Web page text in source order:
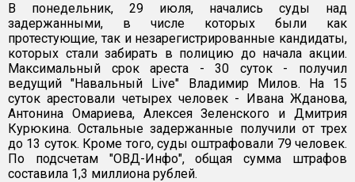
В понедельник, 29 июля, начались суды над
задержанными, в числе которых были как
протестующие, так и незарегистрированные кандидаты,
которых стали забирать в полицию до начала акции.
Максимальный срок ареста - 30 суток - получил
ведущий "Навальный Live" Владимир Милов. На 15
суток арестовали четырех человек - Ивана Жданова,
Антонина Омариева, Алексея Зеленского и Дмитрия
Курюкина. Остальные задержанные получили от трех
до 13 суток. Кроме того, суды оштрафовали 79 человек.
По подсчетам "ОВД-Инфо", общая сумма штрафов
составила 1,3 миллиона рублей.